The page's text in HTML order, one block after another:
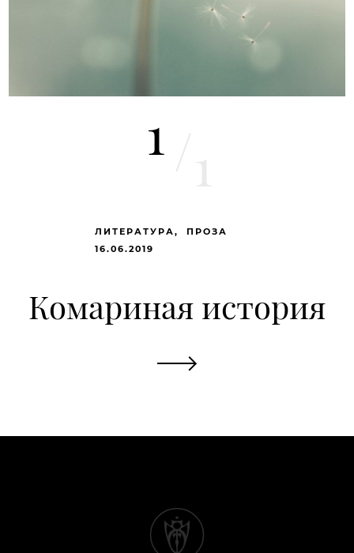
1
ЛИТЕРАТУРА
ПРОЗА
16.06.2019
Комариная история